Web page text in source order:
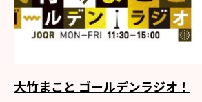
大竹まこと ゴールデンラジオ！